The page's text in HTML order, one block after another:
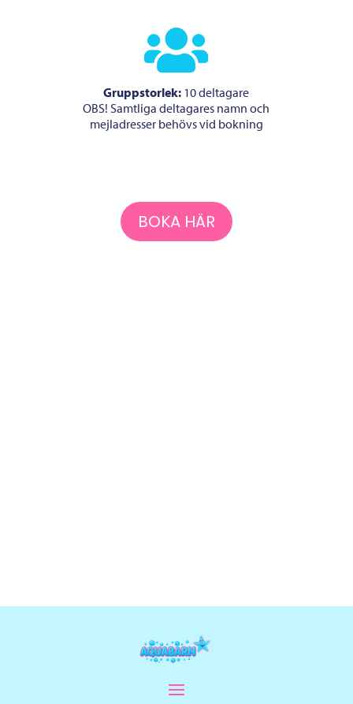

Gruppstorlek: 10 deltagare
OBS! Samtliga deltagares namn och
mejladresser behövs vid bokning
BOKA HÄR